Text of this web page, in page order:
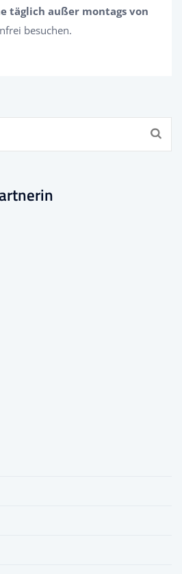
täglich außer montags von
besuchen.